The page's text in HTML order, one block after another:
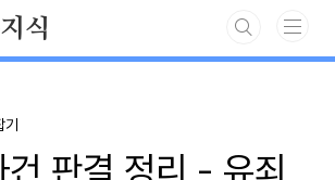
식
건 판결 정리 - 유죄,